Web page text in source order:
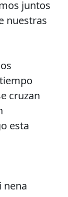
juntos
nuestras
cruzan
esta
nena